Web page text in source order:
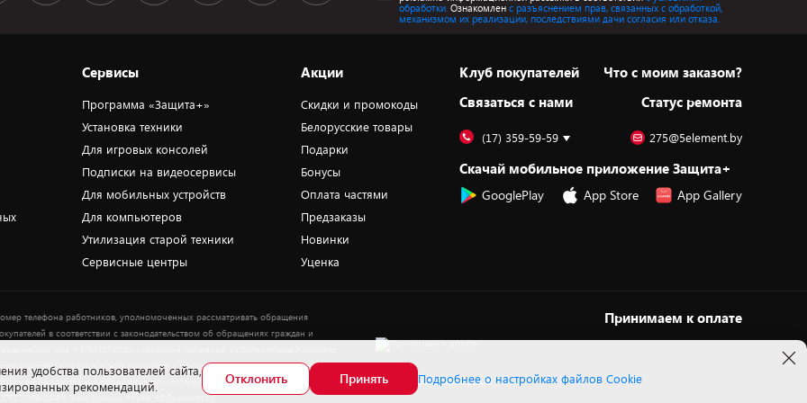
обработки. Ознакомлен с разъяснением прав, связанных с обработкой,
механизмом их реализации, последствиями дачи согласия или отказа.
Сервисы
Программа «Защита+»
Установка техники
Для игровых консолей
Подписки на видеосервисы
Для мобильных устройств
Для компьютеров
Утилизация старой техники
Сервисные центры
Акции
Скидки и промокоды
Белорусские товары
Подарки
Бонусы
Оплата частями
Предзаказы
Новинки
Уценка
Клуб покупателей
Cвязаться с нами
Что с моим заказом?
Статус ремонта
(17) 359-59-59 275@5element.by
Скачай мобильное приложение Защита+
GooglePlay App Store App Gallery
телефона работников, уполномоченных рассматривать обращения
в соответствии с законодательством об обращениях граждан и
отдел торговли и услуг. Служба по работе с покупателями ЗАО «ПАТИО» (по
вопросам рассмотрения обращения покупателей о нарушении их прав): Тел.:
+37517-359-23-83. Электронная почта: 5@5element.by
Принимаем к оплате
Выбор настроек Cookie
удобства пользователей сайта,
рекомендаций.
Отклонить Принять Подробнее о настройках файлов Cookie